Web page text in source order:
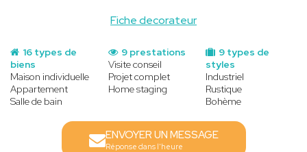
Fiche decorateur
16 types de
biens
Maison individuelle
Appartement
Salle de bain
9 types de
styles
Industriel
Rustique
Bohème
9 prestations
Visite conseil
Projet complet
Home staging
ENVOYER UN MESSAGE
Réponse dans l'heure